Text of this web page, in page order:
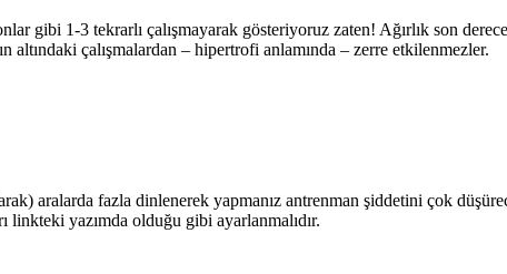
gibi 1-3 tekrarlı çalışmayarak gösteriyoruz zaten! Ağırlık son
altındaki çalışmalardan – hipertrofi anlamında – zerre etkilenmezler.
aralarda fazla dinlenerek yapmanız antrenman şiddetini çok
linkteki yazımda olduğu gibi ayarlanmalıdır.